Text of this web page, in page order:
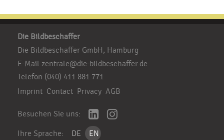
Die Bildbeschaffer
Die Bildbeschaffer GmbH, Hamburg
E-Mail zentrale@die-bildbeschaffer.de
Telefon (040) 411 881 771
Imprint Contact Privacy AGB
Besuchen Sie uns:
Ihre Sprache: DE EN